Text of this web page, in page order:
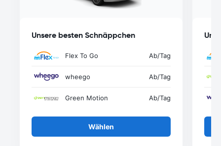
Unsere besten Schnäppchen
Flex To Go Ab/Tag
wheego Ab/Tag
Green Motion Ab/Tag
Wählen